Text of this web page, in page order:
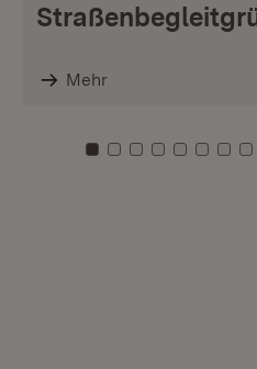
Mehr
Zu Kachel: 0
Zu Kachel: 1
Zu Kachel: 2
ZuZuZuZu